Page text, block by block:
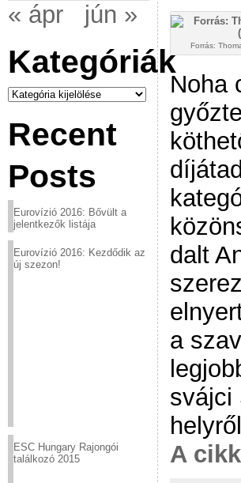
« ápr jún »
Kategóriák
Kategóriák
Recent
Posts
Eurovízió 2016: Bővült a
jelentkezők listája
Eurovízió 2016: Kezdődik az
új szezon!
ESC Hungary Rajongói
találkozó 2015
Forrás:
Noha
dalt
a
svájci
A